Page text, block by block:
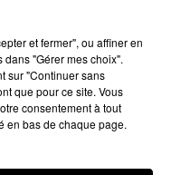
Garonne
DU
et fermer", ou affiner en
"Gérer mes choix".
sur "Continuer sans
que pour ce site. Vous
consentement à tout
en bas de chaque page.